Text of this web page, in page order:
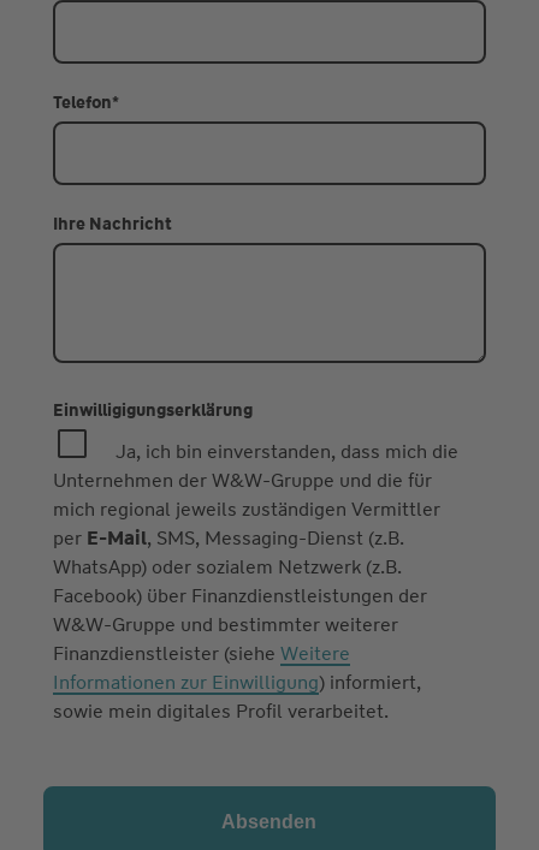
Telefon*
Ihre Nachricht
Einwilligigungserklärung
Ja, ich bin einverstanden, dass mich die
Unternehmen der W&W-Gruppe und die für
mich regional jeweils zuständigen Vermittler
per E-Mail, SMS, Messaging-Dienst (z.B.
WhatsApp) oder sozialem Netzwerk (z.B.
Facebook) über Finanzdienstleistungen der
W&W-Gruppe und bestimmter weiterer
Finanzdienstleister (siehe Weitere
Informationen zur Einwilligung) informiert,
sowie mein digitales Profil verarbeitet.